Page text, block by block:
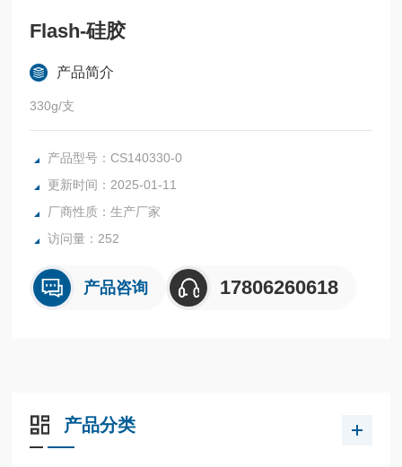
Flash-硅胶
产品简介
330g/支
产品型号：CS140330-0
更新时间：2025-01-11
厂商性质：生产厂家
访问量：252
产品咨询 17806260618
产品分类